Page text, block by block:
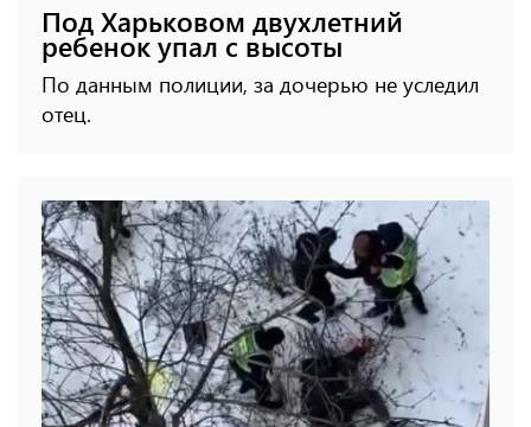
Под Харьковом двухлетний
ребенок упал с высоты
По данным полиции, за дочерью не уследил
отец.